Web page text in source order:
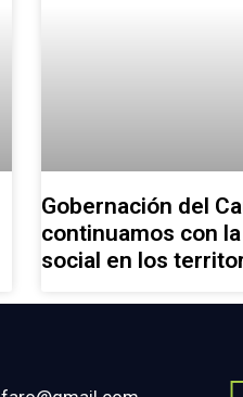
Gobernación del
continuamos con
social en los